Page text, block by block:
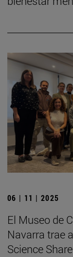
06 | 11 | 2025
El Museo de
Navarra trae
Science